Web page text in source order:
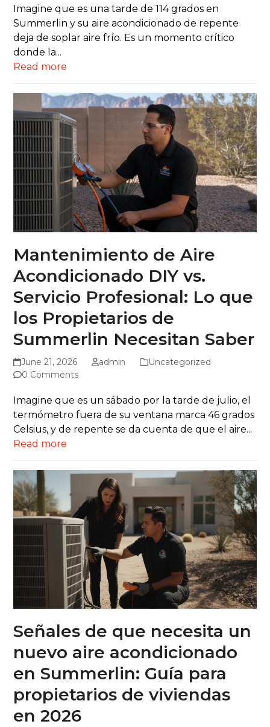
Imagine que es una tarde de 114 grados en
Summerlin y su aire acondicionado de repente
deja de soplar aire frío. Es un momento crítico
donde la...
Read more
Mantenimiento de Aire
Acondicionado DIY vs.
Servicio Profesional: Lo que
los Propietarios de
Summerlin Necesitan Saber
June 21, 2026 admin
Uncategorized
0 Comments
Imagine que es un sábado por la tarde de julio, el
termómetro fuera de su ventana marca 46 grados
Celsius, y de repente se da cuenta de que el aire...
Read more
Señales de que necesita un
nuevo aire acondicionado
en Summerlin: Guía para
propietarios de viviendas
en 2026